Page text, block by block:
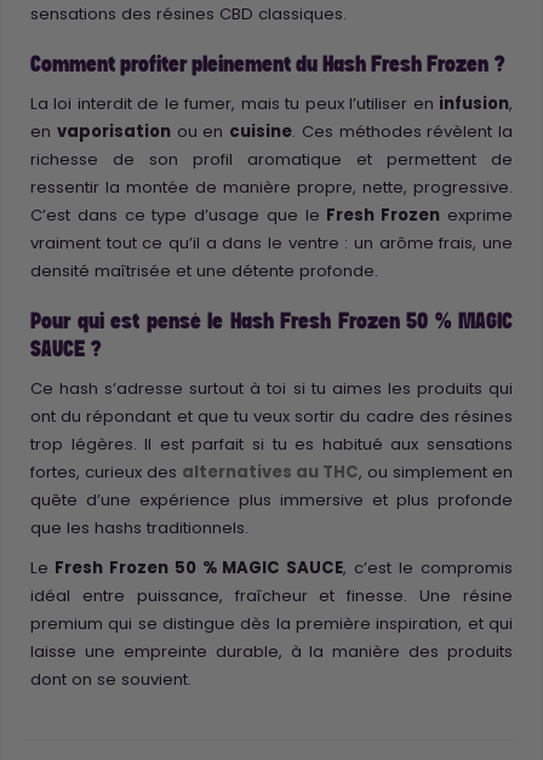
sensations des résines CBD classiques.
Comment profiter pleinement du Hash Fresh Frozen ?
La loi interdit de le fumer, mais tu peux l’utiliser en infusion,
en vaporisationou en cuisine. Ces méthodes révèlent la
richesse de son profil aromatique et permettent de
ressentir la montée de manière propre, nette, progressive.
C’est dans ce type d’usage que le Fresh Frozen exprime
vraiment tout ce qu’il a dans le ventre : un arôme frais, une
densité maîtrisée et une détente profonde.
Pour qui est pensé le Hash Fresh Frozen 50 % MAGIC
SAUCE ?
Ce hash s’adresse surtout à toi si tu aimes les produits qui
ont du répondant et que tu veux sortir du cadre des résines
trop légères. Il est parfait si tu es habitué aux sensations
fortes, curieux des alternatives au THC, ou simplement en
quête d’une expérience plus immersive et plus profonde
que les hashs traditionnels.
Le Fresh Frozen 50 % MAGIC SAUCE, c’est le compromis
idéal entre puissance, fraîcheur et finesse. Une résine
premium qui se distingue dès la première inspiration, et qui
laisse une empreinte durable, à la manière des produits
dont on se souvient.